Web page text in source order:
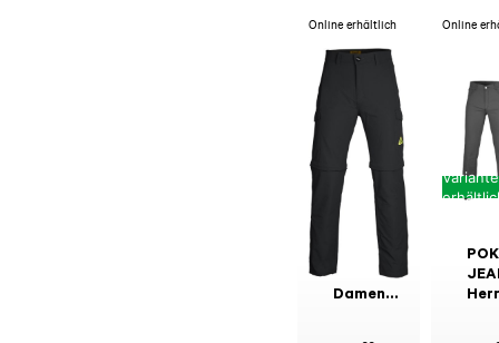
Online erhältlich
POKER
JEANS
Damen
Online